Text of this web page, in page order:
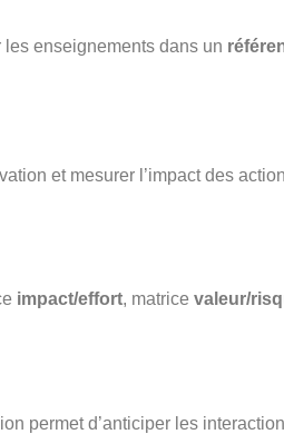
enseignements dans un
et mesurer l’impact des
impact/effort, matrice valeur/
permet d’anticiper les